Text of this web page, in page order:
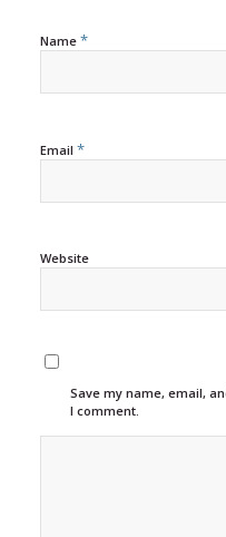
Name *
Email *
Website
Save my name, email,
I comment.